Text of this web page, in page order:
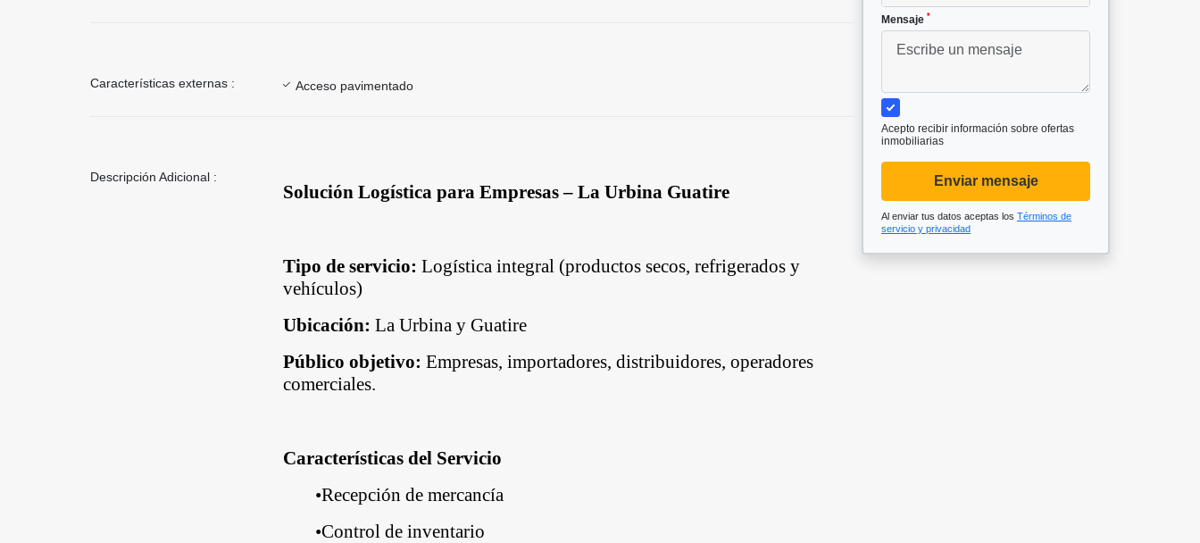
Características externas : Acceso pavimentado
Descripción Adicional :
Solución Logística para Empresas – La Urbina Guatire
Tipo de servicio: Logística integral (productos secos, refrigerados y
vehículos)
Ubicación: La Urbina y Guatire
Público objetivo: Empresas, importadores, distribuidores, operadores
comerciales.
Características del Servicio
•Recepción de mercancía
•Control de inventario
Mensaje *
Acepto recibir información sobre ofertas
inmobiliarias
Enviar mensaje
Al enviar tus datos aceptas los Términos de
servicio y privacidad